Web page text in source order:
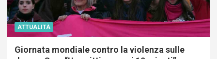
ATTUALITÀ
Giornata mondiale contro la violenza sulle